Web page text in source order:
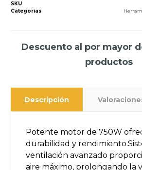
SKU
Categorías
Descuento al por mayor
productos
Descripción
Potente motor de 750W
durabilidad y
ventilación avanzado
aire máximo, prolongando la